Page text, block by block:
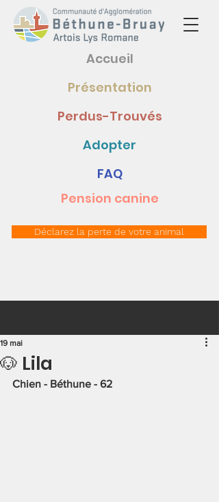
Déclarez la perte de votre animal
Accueil
Présentation
Perdus-Trouvés
Adopter
FAQ
Pension canine
🐶 Lila
19 mai
Chien - Béthune - 62